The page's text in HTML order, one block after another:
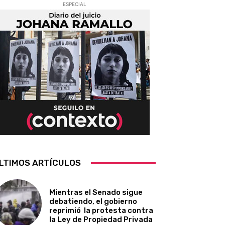
ESPECIAL
ARTÍCULOS
Mientras el Senado sigue
debatiendo, el gobierno
reprimió la protesta contra
la Ley de Propiedad Privada